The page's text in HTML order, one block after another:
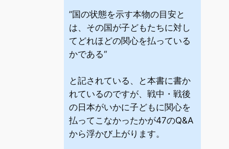
”国の状態を示す本物の目安と
は、その国が子どもたちに対し
てどれほどの関心を払っている
かである“
と記されている、と本書に書か
れているのですが、戦中・戦後
の日本がいかに子どもに関心を
払ってこなかったかが47のQ&A
から浮かび上がります。